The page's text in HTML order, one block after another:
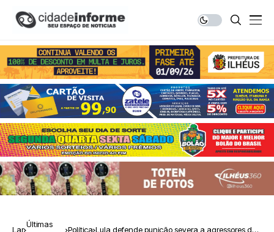
Lar
Últimas
Política Lula defende punição severa a agressores de